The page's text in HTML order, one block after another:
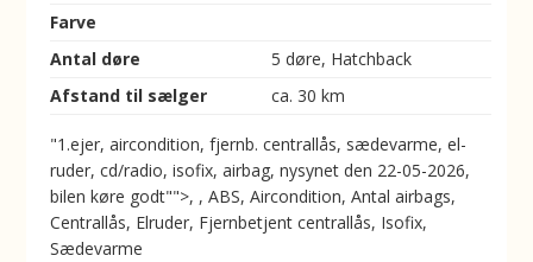
Farve
Antal døre
5 døre, Hatchback
Afstand til sælger
ca. 30 km
"1.ejer, aircondition, fjernb. centrallås, sædevarme, el-
ruder, cd/radio, isofix, airbag, nysynet den 22-05-2026,
bilen køre godt"">, , ABS, Aircondition, Antal airbags,
Centrallås, Elruder, Fjernbetjent centrallås, Isofix,
Sædevarme